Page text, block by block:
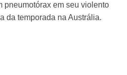
pneumotórax em seu violento
da temporada na Austrália.